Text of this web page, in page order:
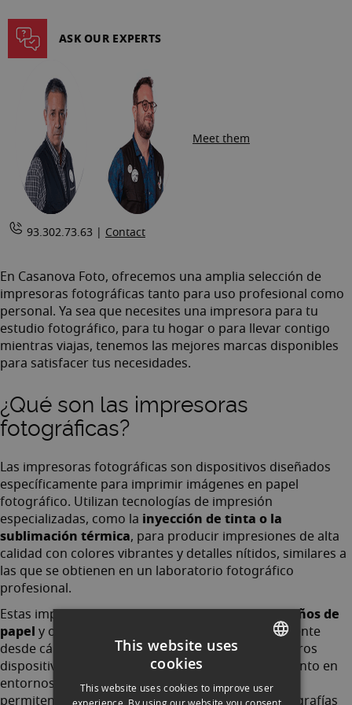
ASK OUR EXPERTS
Meet them
93.302.73.63 | Contact
En Casanova Foto, ofrecemos una amplia selección de
impresoras fotográficas tanto para uso profesional como
personal. Ya sea que necesites una impresora para tu
estudio fotográfico, para tu hogar o para llevar contigo
mientras viajas, tenemos las mejores marcas disponibles
para satisfacer tus necesidades.
¿Qué son las impresoras
fotográficas?
Las impresoras fotográficas son dispositivos diseñados
específicamente para imprimir imágenes en papel
fotográfico. Utilizan tecnologías de impresión
especializadas, como la inyección de tinta o la
sublimación térmica, para producir impresiones de alta
calidad con colores vibrantes y detalles nítidos, similares a
las que se obtienen en un laboratorio fotográfico
profesional.
Estas impresoras suelen admitirdiferentes tamaños de
papel y ofrecen opciones para imprimir directamente
desde cámaras digitales tarjetas de memoria
u otros
dispositivos de almacenamiento. Son populares tanto en
entornos domésticos como profesionales, ya que
permiten a los usuarios imprimir sus propias fotografías
ENGLISH
This website uses
cookies
This website uses cookies to improve user
experience. By using our website you consent